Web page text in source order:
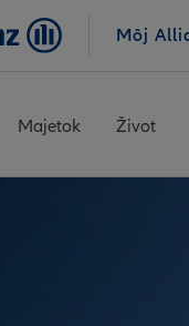
Môj
Majetok Život